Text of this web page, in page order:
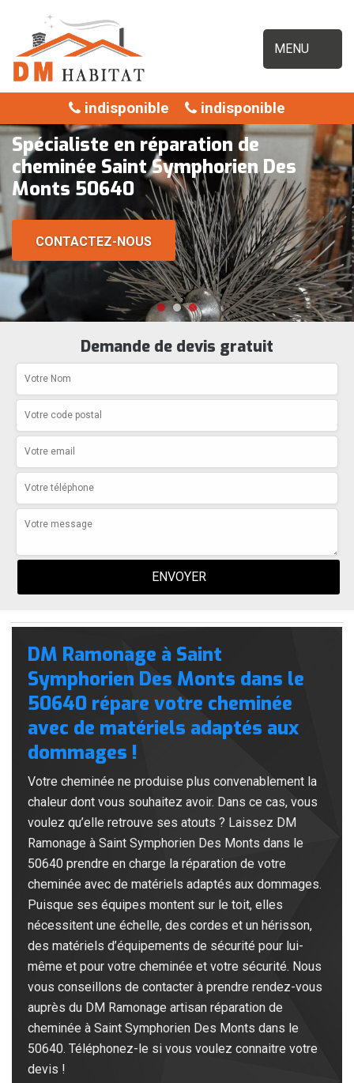
MENU
indisponible indisponible
Spécialiste en réparation de
cheminée Saint Symphorien Des
Monts 50640
CONTACTEZ-NOUS
Demande de devis gratuit
DM Ramonage à Saint
Symphorien Des Monts dans le
50640 répare votre cheminée
avec de matériels adaptés aux
dommages !
Votre cheminée ne produise plus convenablement la
chaleur dont vous souhaitez avoir. Dans ce cas, vous
voulez qu’elle retrouve ses atouts ? Laissez DM
Ramonage à Saint Symphorien Des Monts dans le
50640 prendre en charge la réparation de votre
cheminée avec de matériels adaptés aux dommages.
Puisque ses équipes montent sur le toit, elles
nécessitent une échelle, des cordes et un hérisson,
des matériels d’équipements de sécurité pour lui-
même et pour votre cheminée et votre sécurité. Nous
vous conseillons de contacter à prendre rendez-vous
auprès du DM Ramonage artisan réparation de
cheminée à Saint Symphorien Des Monts dans le
50640. Téléphonez-le si vous voulez connaitre votre
devis !